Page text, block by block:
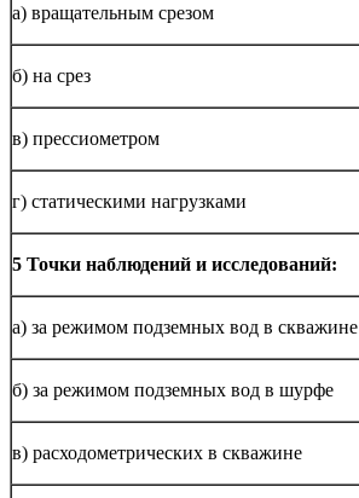
а) вращательным срезом
б) на срез
в) прессиометром
г) статическими нагрузками
5 Точки наблюдений и исследований:
а) за режимом подземных вод в скважине
б) за режимом подземных вод в шурфе
в) расходометрических в скважине